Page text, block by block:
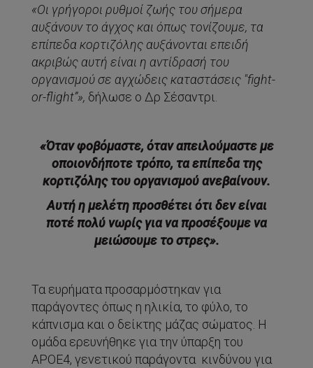
«Οι γρήγοροι ρυθμοί ζωής του σήμερα
αυξάνουν το άγχος και όπως τονίζουμε, τα
επίπεδα κορτιζόλης αυξάνονται επειδή
ακριβώς αυτή είναι η αντίδρασή του
οργανισμού σε αγχώδεις καταστάσεις "fight-
or-flight”», δήλωσε ο Δρ Σέσαντρι.
«Όταν φοβόμαστε, όταν απειλούμαστε με
οποιονδήποτε τρόπο, τα επίπεδα της
κορτιζόλης του οργανισμού ανεβαίνουν.
Αυτή η μελέτη προσθέτει ότι δεν είναι
ποτέ πολύ νωρίς για να προσέξουμε να
μειώσουμε το στρες».
Τα ευρήματα προσαρμόστηκαν για
παράγοντες όπως η ηλικία, το φύλο, το
κάπνισμα και ο δείκτης μάζας σώματος. Η
ομάδα ερευνήθηκε για την ύπαρξη του
APOE4, γενετικού παράγοντα κινδύνου για